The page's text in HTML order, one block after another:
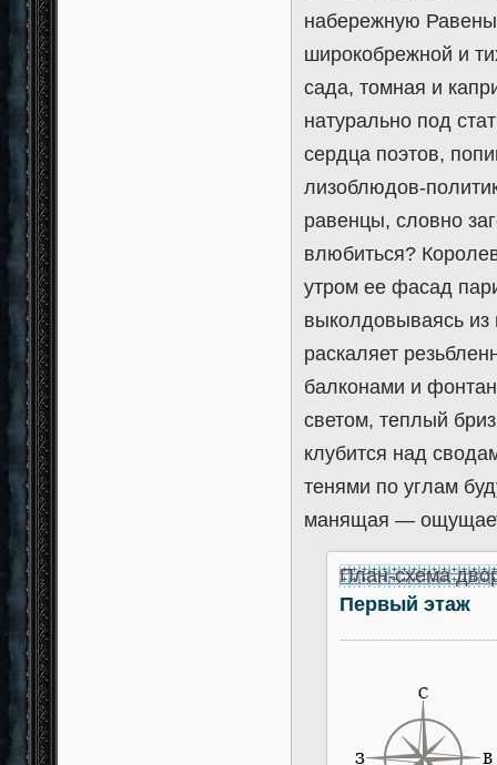
набережную
широкобрежной и
сада, томная и
натурально под
сердца поэтов,
лизоблюдов-
равенцы, словно
влюбиться?
утром ее фасад
выколдовываясь из
раскаляет
балконами и
светом, теплый
клубится над
тенями по углам
манящая —
План-схема
Первый этаж